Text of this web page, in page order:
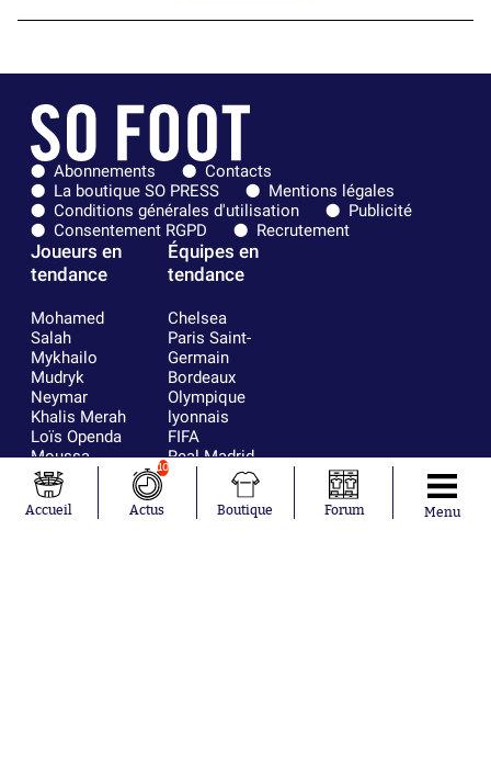
Abonnements
Contacts
La boutique SO PRESS
Mentions légales
Conditions générales d'utilisation
Publicité
Consentement RGPD
Recrutement
Joueurs en
tendance
Mohamed
Salah
Mykhailo
Mudryk
Neymar
Khalis Merah
Loïs Openda
Moussa
Niakhaté
Nicolás
Tagliafico
Équipes en
tendance
Chelsea
Paris Saint-
Germain
Bordeaux
Olympique
lyonnais
FIFA
Real Madrid
RC Strasbourg
France
Accueil
10
Actus Boutique Forum Menu